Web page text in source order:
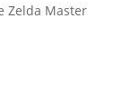
Zelda Master